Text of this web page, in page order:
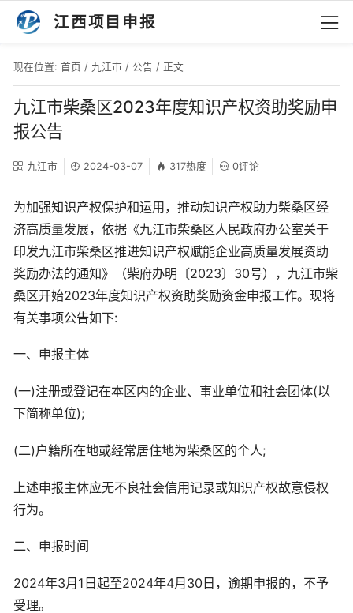
江西项目申报
现在位置: 首页 / 九江市 / 公告 / 正文
九江市柴桑区2023年度知识产权资助奖励申
报公告
九江市 2024-03-07 317热度 0评论
为加强知识产权保护和运用，推动知识产权助力柴桑区经
济高质量发展，依据《九江市柴桑区人民政府办公室关于
印发九江市柴桑区推进知识产权赋能企业高质量发展资助
奖励办法的通知》（柴府办明〔2023〕30号），九江市柴
桑区开始2023年度知识产权资助奖励资金申报工作。现将
有关事项公告如下:
一、申报主体
(一)注册或登记在本区内的企业、事业单位和社会团体(以
下简称单位);
(二)户籍所在地或经常居住地为柴桑区的个人;
上述申报主体应无不良社会信用记录或知识产权故意侵权
行为。
二、申报时间
2024年3月1日起至2024年4月30日，逾期申报的，不予
受理。